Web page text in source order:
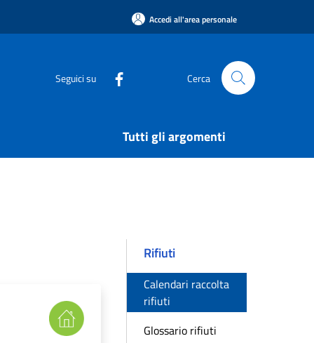
Accedi all'area personale
Seguici su Cerca
Tutti gli argomenti
Rifiuti
Calendari raccolta
rifiuti
Glossario rifiuti